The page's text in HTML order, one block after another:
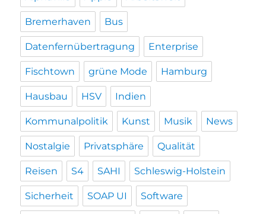
Bremerhaven Bus
Datenfernübertragung Enterprise
Fischtown grüne Mode Hamburg
Hausbau HSV Indien
Kommunalpolitik Kunst Musik News
Nostalgie Privatsphäre Qualität
Reisen S4 SAHI Schleswig-Holstein
Sicherheit SOAP UI Software